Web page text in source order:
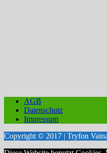
AGB
Datenschutz
Impressum
Copyright © 2017 | Tryfon